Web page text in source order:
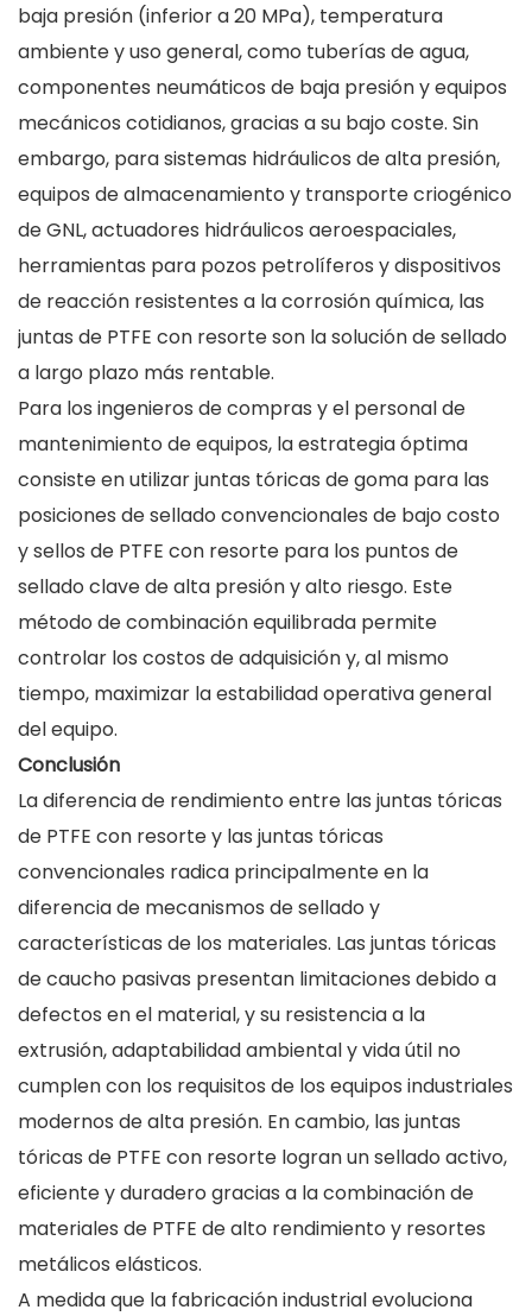
baja presión (inferior a 20 MPa), temperatura
ambiente y uso general, como tuberías de agua,
componentes neumáticos de baja presión y equipos
mecánicos cotidianos, gracias a su bajo coste. Sin
embargo, para sistemas hidráulicos de alta presión,
equipos de almacenamiento y transporte criogénico
de GNL, actuadores hidráulicos aeroespaciales,
herramientas para pozos petrolíferos y dispositivos
de reacción resistentes a la corrosión química, las
juntas de PTFE con resorte son la solución de sellado
a largo plazo más rentable.
Para los ingenieros de compras y el personal de
mantenimiento de equipos, la estrategia óptima
consiste en utilizar juntas tóricas de goma para las
posiciones de sellado convencionales de bajo costo
y sellos de PTFE con resorte para los puntos de
sellado clave de alta presión y alto riesgo. Este
método de combinación equilibrada permite
controlar los costos de adquisición y, al mismo
tiempo, maximizar la estabilidad operativa general
del equipo.
Conclusión
La diferencia de rendimiento entre las juntas tóricas
de PTFE con resorte y las juntas tóricas
convencionales radica principalmente en la
diferencia de mecanismos de sellado y
características de los materiales. Las juntas tóricas
de caucho pasivas presentan limitaciones debido a
defectos en el material, y su resistencia a la
extrusión, adaptabilidad ambiental y vida útil no
cumplen con los requisitos de los equipos industriales
modernos de alta presión. En cambio, las juntas
tóricas de PTFE con resorte logran un sellado activo,
eficiente y duradero gracias a la combinación de
materiales de PTFE de alto rendimiento y resortes
metálicos elásticos.
A medida que la fabricación industrial evoluciona